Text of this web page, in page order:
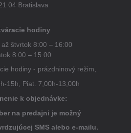
04 Bratislava
hodiny
štvrtok 8:00 – 16:00
8:00 – 15:00
hodiny - prázdninový režim,
15h, Piat. 7,00h-13,00h
k objednávke:
na predajni je možný
SMS alebo e-mailu.